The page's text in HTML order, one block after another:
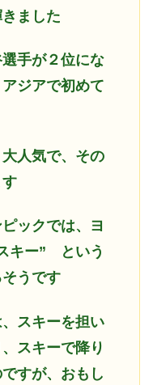
ました
手が２位にな
ジアで初めて
人気で、その
ックでは、ヨ
キー” という
うです
スキーを担い
スキーで降り
すが、おもし